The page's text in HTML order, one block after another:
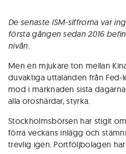
De senaste ISM-siffrorna var
första gången sedan 2016
nivån.
Men en mjukare ton mellan
duvaktiga uttalanden från
mod i marknaden sista
alla oroshärdar, styrka.
Stockholmsbörsen har stigit
förra veckans inlägg och
trevlig igen. Portföljbolagen